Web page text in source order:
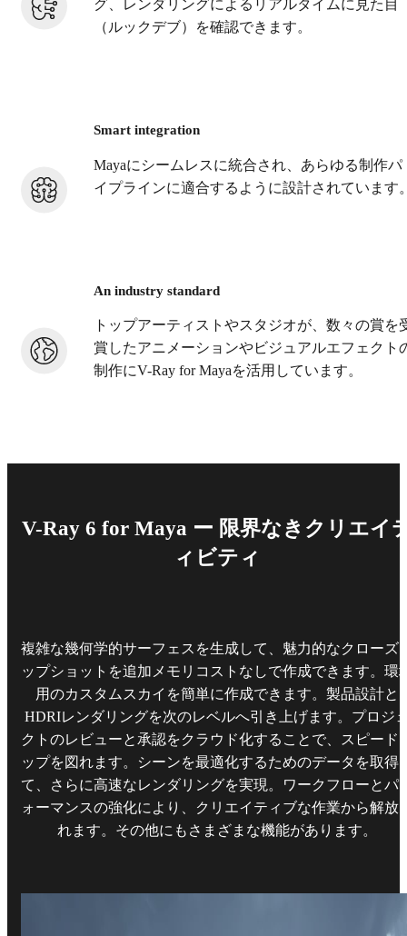
グ、レンダリングによるリアルタイムに見た目
（ルックデブ）を確認できます。
Smart integration
Mayaにシームレスに統合され、あらゆる制作パ
イプラインに適合するように設計されています
An industry standard
トップアーティストやスタジオが、数々の賞を
賞したアニメーションやビジュアルエフェクト
制作にV-Ray for Mayaを活用しています。
V-Ray 6 for Maya ー 限界なきクリエイ
ィビティ
複雑な幾何学的サーフェスを生成して、魅力的なクローズ
ップショットを追加メモリコストなしで作成できます。環
用のカスタムスカイを簡単に作成できます。製品設計と
HDRIレンダリングを次のレベルへ引き上げます。プロジ
クトのレビューと承認をクラウド化することで、スピード
ップを図れます。シーンを最適化するためのデータを取得
て、さらに高速なレンダリングを実現。ワークフローとパ
ォーマンスの強化により、クリエイティブな作業から解放
れます。その他にもさまざまな機能があります。